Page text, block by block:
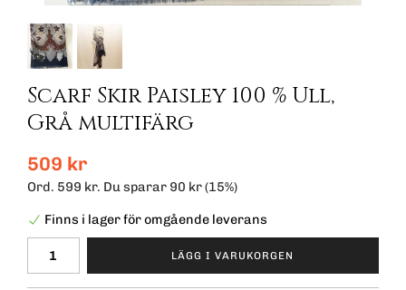
Scarf Skir Paisley 100 % Ull,
Grå multifärg
509 kr
Ord. 599 kr. Du sparar 90 kr(15%)
Finns i lager för omgående leverans
LÄGG I VARUKORGEN